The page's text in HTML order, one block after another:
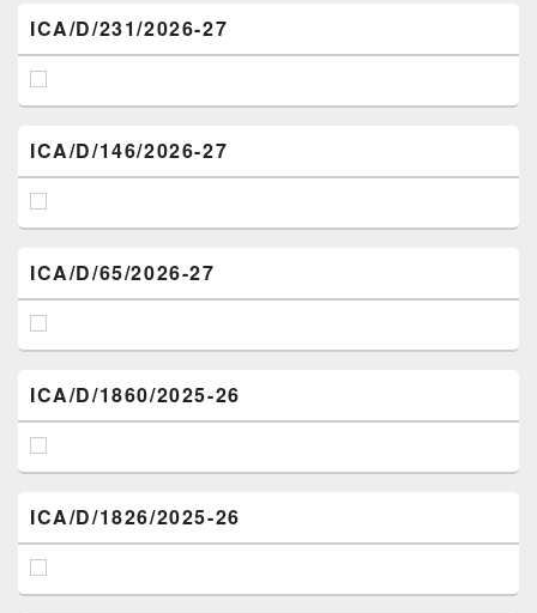
ICA/D/231/2026-27
ICA/D/146/2026-27
ICA/D/65/2026-27
ICA/D/1860/2025-26
ICA/D/1826/2025-26